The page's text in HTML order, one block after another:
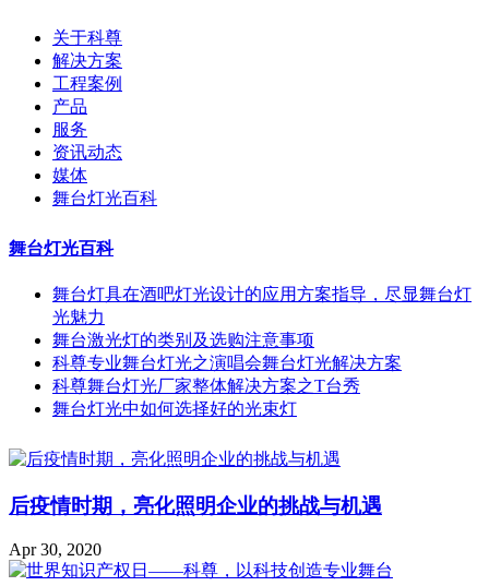
关于科尊
解决方案
工程案例
产品
服务
资讯动态
媒体
舞台灯光百科
舞台灯光百科
舞台灯具在酒吧灯光设计的应用方案指导，尽显舞台灯
光魅力
舞台激光灯的类别及选购注意事项
科尊专业舞台灯光之演唱会舞台灯光解决方案
科尊舞台灯光厂家整体解决方案之T台秀
舞台灯光中如何选择好的光束灯
后疫情时期，亮化照明企业的挑战与机遇
Apr 30, 2020